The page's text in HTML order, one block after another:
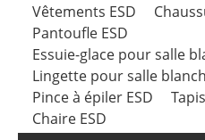
Vêtements ESD
Pantoufle ESD
Essuie-glace pour salle
Lingette pour salle
Pince à épiler ESD
Chaire ESD